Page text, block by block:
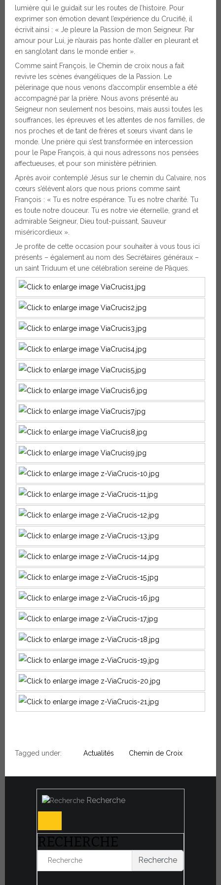
lumière qui le guidait sur les routes de l’histoire. Pour
exprimer son émotion devant l’expérience du Crucifié, il
écrivit ainsi : « Je pleure la Passion de mon Seigneur. Par
amour pour Lui, je n’aurais pas honte d’aller en pleurant et
en sanglotant dans le monde entier ».
Comme saint François, le Chemin de croix nous a fait
revivre les scènes évangéliques de la Passion. Le
pèlerinage que nous venons d’accomplir ensemble a été
accompagné par la prière. Nous avons présenté au
Seigneur non seulement nos besoins, mais aussi toutes les
souffrances, les épreuves et les attentes de nos familles, de
nos proches et de tant de frères et sœurs vivant dans le
monde. Une prière qui s’est transformée en intercession
pour le Pape François, à qui nous adressons nos pensées
affectueuses, et pour son ministère pétrinien.
Après avoir contemplé Jésus sur le chemin du Calvaire, nos
cœurs s’élèvent alors que nous prions comme saint
François : « Tu es notre espérance. Tu es notre charité. Tu
es toute notre douceur. Tu es notre vie éternelle, grand et
admirable Seigneur, Dieu tout-puissant, Sauveur
miséricordieux ».
Je profite de cette occasion pour souhaiter à vous tous ici
présents – également au nom des Secrétaires généraux –
un saint Triduum et une célébration sereine de Pâques.
Tagged under: Actualités Chemin de Croix
Recherche
RECHERCHE
Recherche